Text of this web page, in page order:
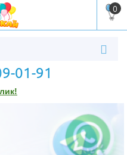
0
01-91